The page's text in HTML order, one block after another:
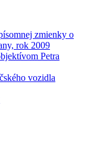
zmienky o
rok 2009
Petra
vozidla